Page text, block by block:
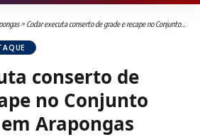
> Codar executa conserto de grade e recape no Conjunto Flamingos, em Arapongas
conserto de
no Conjunto
Arapongas